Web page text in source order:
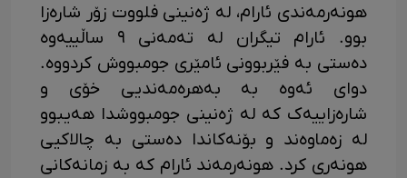
هونەرمەندی ئارام، لە ژەنینی فلووت زۆر شارەزا
بوو. ئارام تیگران لە تەمەنی ٩ ساڵییەوە
دەستی بە فێربوونی ئامێری جومبووش کردووە.
دوای ئەوە بە بەهرەمەندیی خۆی و
شارەزاییەک کە لە ژەنینی جومبووشدا هەیبوو
لە زەماوەند و بۆنەکاندا دەستی بە چالاکیی
هونەری کرد. هونەرمەند ئارام کە بە زمانەکانی